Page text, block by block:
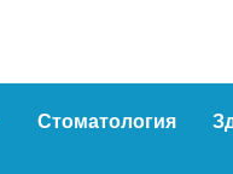
Стоматология